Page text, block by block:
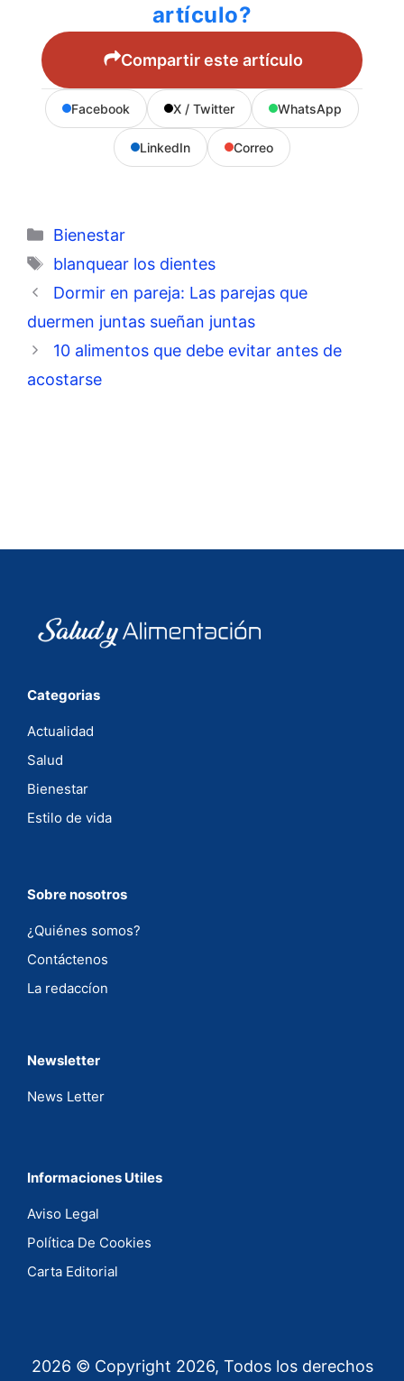
artículo?
Compartir este artículo
Facebook X / Twitter WhatsApp
LinkedIn Correo
Categorías
Bienestar
Etiquetas
blanquear los dientes
Dormir en pareja: Las parejas que
duermen juntas sueñan juntas
10 alimentos que debe evitar antes de
acostarse
Categorias
Actualidad
Salud
Bienestar
Estilo de vida
Sobre nosotros
¿Quiénes somos?
Contáctenos
La redaccíon
Newsletter
News Letter
Informaciones Utiles
Aviso Legal
Política De Cookies
Carta Editorial
2026 © Copyright 2026, Todos los derechos